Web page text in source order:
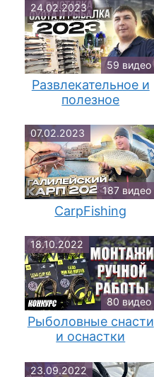
24.02.2023
59 видео
Развлекательное и
полезное
07.02.2023
187 видео
CarpFishing
18.10.2022
80 видео
Рыболовные снасти
и оснастки
23.09.2022